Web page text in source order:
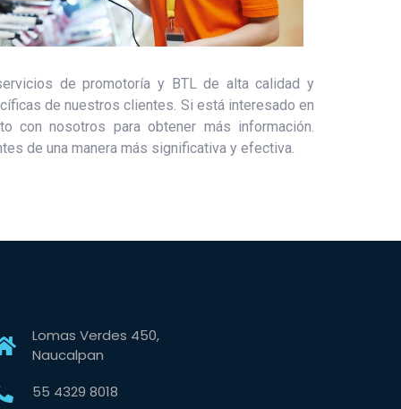
de promotoría y BTL de alta calidad y
de nuestros clientes. Si está interesado en
con nosotros para obtener más información.
de una manera más significativa y efectiva.
Lomas Verdes 450,
Naucalpan
55 4329 8018